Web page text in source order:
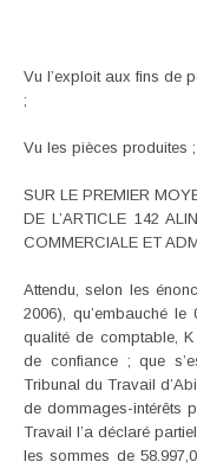
Vu l’exploit aux fins de
;
Vu les pièces produites ;
SUR LE PREMIER
DE L’ARTICLE 142
COMMERCIALE ET
Attendu, selon les
2006), qu’embauché
qualité de comptable,
de confiance ; que
Tribunal du Travail
de dommages-intérêts
Travail l’a déclaré
les sommes de